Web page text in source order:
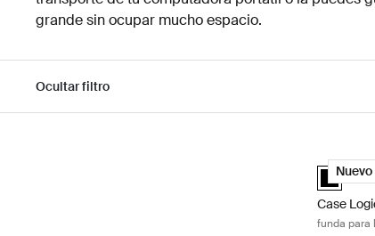
grande sin ocupar mucho espacio.
Ocultar filtro
Case
Nuevo
Case
Case
funda para